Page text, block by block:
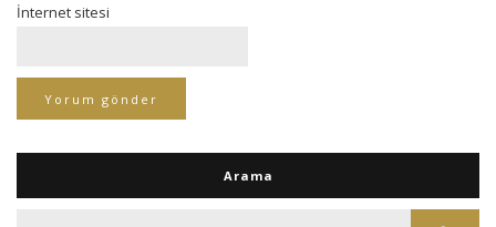
İnternet sitesi
Arama